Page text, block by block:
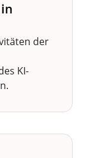
der
KI-